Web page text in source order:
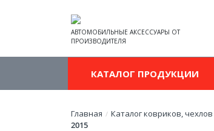
АВТОМОБИЛЬНЫЕ АКСЕССУАРЫ ОТ
ПРОИЗВОДИТЕЛЯ
КАТАЛОГ ПРОДУКЦИИ
Главная / Каталог ковриков,
2015